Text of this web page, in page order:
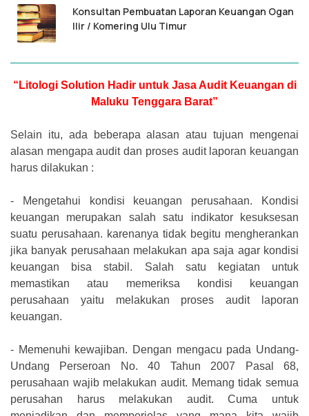
Konsultan Pembuatan Laporan Keuangan Ogan
Ilir / Komering Ulu Timur
“Litologi Solution Hadir untuk Jasa Audit Keuangan di
Maluku Tenggara Barat”
Selain itu, ada beberapa alasan atau tujuan mengenai
alasan mengapa audit dan proses audit laporan keuangan
harus dilakukan :
-
Mengetahui kondisi keuangan perusahaan. Kondisi
keuangan merupakan salah satu indikator kesuksesan
suatu perusahaan. karenanya tidak begitu mengherankan
jika banyak perusahaan melakukan apa saja agar kondisi
keuangan bisa stabil. Salah satu kegiatan untuk
memastikan atau memeriksa kondisi keuangan
perusahaan yaitu melakukan proses audit laporan
keuangan.
- Memenuhi kewajiban. Dengan mengacu pada Undang-
Undang Perseroan No. 40 Tahun 2007 Pasal 68,
perusahaan wajib melakukan audit. Memang tidak semua
perusahan harus melakukan audit. Cuma untuk